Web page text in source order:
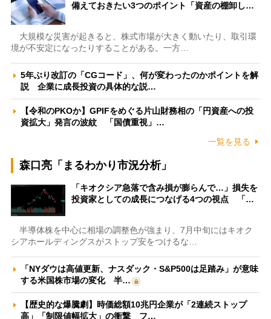
備えておきたい3つのポイント「資産の棚卸し…
大規模な災害が起きると、株式市場が大きく動いたり、取引環
境が不安定になったりすることがある。一方…
5年ぶり改訂の「CGコード」、何が変わったのかポイントを解
説 企業に成長投資の具体的な説…
【令和のPKOか】GPIFをめぐる片山財務相の「円資産への投
資拡大」発言の波紋 「国債重視」…
一覧を見る
森口亮「まるわかり市況分析」
「キオクシア急落で含み損が膨らんで…」損失を
投資家としての成長につなげる4つの視点 「…
半導体株を中心に相場の調整色が強まり、7月中旬にはキオク
シアホールディングスがストップ安をつけるな…
「NYダウは高値更新、ナスダック・S&P500は足踏み」が意味
する米国株市場の変化 半…
【歴史的な爆騰劇】時価総額10兆円企業が「2連続ストップ
高」「制限値幅拡大」の衝撃 フ…